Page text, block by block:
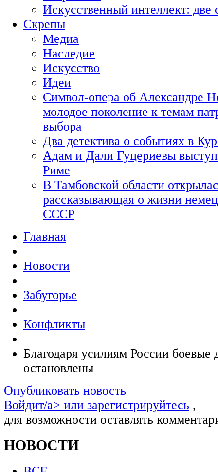
Искусственный интеллект:
Скрепы
Медиа
Наследие
Искусство
Идеи
Символ-опера об Александре
молодое поколение к темам
выбора
Два детектива о событиях в
Адам и Дали Гуцериевы
Риме
В Тамбовской области
рассказывающая о жизни
СССР
Главная
Новости
Забугорье
Конфликты
Благодаря усилиям России
остановлены
Опубликовать новость
Войдит/a> или зарегистрируйтесь ,
для возможности оставлять
НОВОСТИ